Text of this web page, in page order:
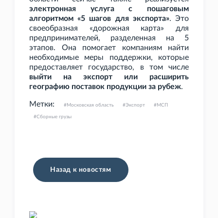
электронная услуга с пошаговым
алгоритмом «5 шагов для экспорта». Это
своеобразная «дорожная карта» для
предпринимателей, разделенная на 5
этапов. Она помогает компаниям найти
необходимые меры поддержки, которые
предоставляет государство, в том числе
выйти на экспорт или расширить
географию поставок продукции за рубеж.
Метки: Московская область Экспорт МСП
Сборные грузы
Назад к новостям